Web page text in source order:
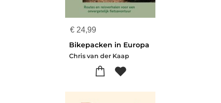
€ 24,99
Bikepacken in Europa
Chris van der Kaap